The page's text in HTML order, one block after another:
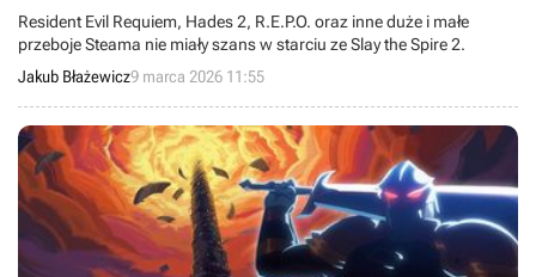
Resident Evil Requiem, Hades 2, R.E.P.O. oraz inne duże i małe
przeboje Steama nie miały szans w starciu ze Slay the Spire 2.
Jakub Błażewicz9 marca 2026 11:55